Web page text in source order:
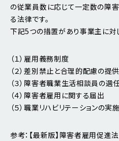
の従業員数に応じて一定数の障
る法律です。
下記5つの措置があり事業主に対
（１）雇用義務制度
（２）差別禁止と合理的配慮の提
（３）障害者職業生活相談員の選
（４）障害者雇用に関する届出
（５）職業リハビリテーションの実施
参考：【最新版】障害者雇用促進